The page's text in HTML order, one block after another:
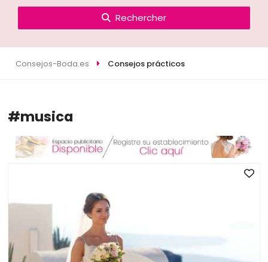
Rechercher
Consejos-Boda.es Consejos prácticos
#musica